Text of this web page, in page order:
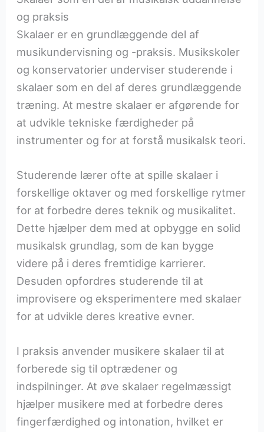
og praksis
Skalaer er en grundlæggende del af
musikundervisning og -praksis. Musikskoler
og konservatorier underviser studerende i
skalaer som en del af deres grundlæggende
træning. At mestre skalaer er afgørende for
at udvikle tekniske færdigheder på
instrumenter og for at forstå musikalsk teori.
Studerende lærer ofte at spille skalaer i
forskellige oktaver og med forskellige rytmer
for at forbedre deres teknik og musikalitet.
Dette hjælper dem med at opbygge en solid
musikalsk grundlag, som de kan bygge
videre på i deres fremtidige karrierer.
Desuden opfordres studerende til at
improvisere og eksperimentere med skalaer
for at udvikle deres kreative evner.
I praksis anvender musikere skalaer til at
forberede sig til optrædener og
indspilninger. At øve skalaer regelmæssigt
hjælper musikere med at forbedre deres
fingerfærdighed og intonation, hvilket er